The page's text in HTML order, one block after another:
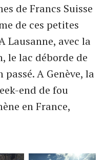
de Francs Suisse
de ces petites
Lausanne, avec la
le lac déborde de
A Genève, la
end de fou
en France,